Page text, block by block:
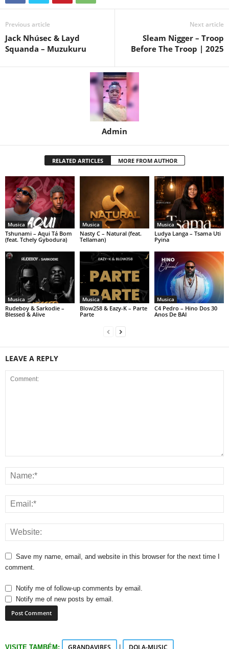
Previous article
Jack Nhúsec & Layd
Squanda – Muzukuru
Next article
Sleam Nigger – Troop
Before The Troop | 2025
Admin
RELATED ARTICLES MORE FROM AUTHOR
Musica
Tshunami – Aqui Tá Bom
(feat. Tchely Gybodura)
Musica
Nasty C – Natural (feat.
Tellaman)
Musica
Ludya Langa – Tsama Uti
Pyina
Musica
Rudeboy & Sarkodie –
Blessed & Alive
Musica
Blow258 & Eazy-K – Parte
Parte
Musica
C4 Pedro – Hino Dos 30
Anos De BAI
LEAVE A REPLY
Save my name, email, and website in this browser for the next time I
comment.
Notify me of follow-up comments by email.
Notify me of new posts by email.
VISITE TAMBÉM: